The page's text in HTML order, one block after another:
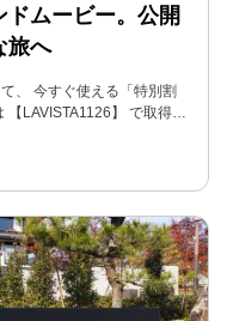
ムービー。公開
旅へ
、 今すぐ使える「特別割
LAVISTA1126】 で取得…